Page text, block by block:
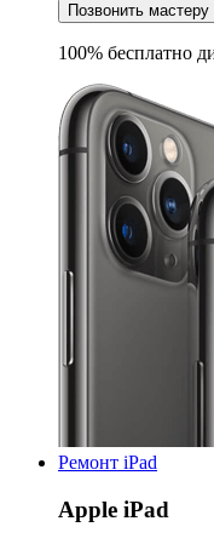
Позвонить мастеру
100% бесплатно
Ремонт iPad
Apple iPad